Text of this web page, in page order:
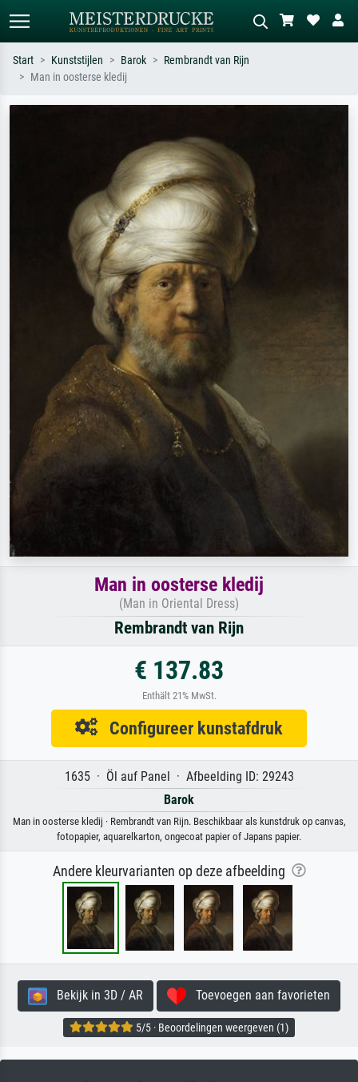
Hokusai-golf, naakt.
olieverfschilderij, staand naakt naast
een boom.
Start Kunststijlen Barok
Rembrandt van Rijn
Man in oosterse kledij
Man in oosterse kledij
(Man in Oriental Dress)
Rembrandt van Rijn
€ 137.83
Enthält 21% MwSt.
Configureer kunstafdruk
1635 · Öl auf Panel · Afbeelding ID: 29243
Barok
Man in oosterse kledij · Rembrandt van Rijn. Beschikbaar als kunstdruk op canvas,
fotopapier, aquarelkarton, ongecoat papier of Japans papier.
Andere kleurvarianten op deze afbeelding
Bekijk in 3D / AR Toevoegen aan favorieten
5/5 · Beoordelingen weergeven (1)